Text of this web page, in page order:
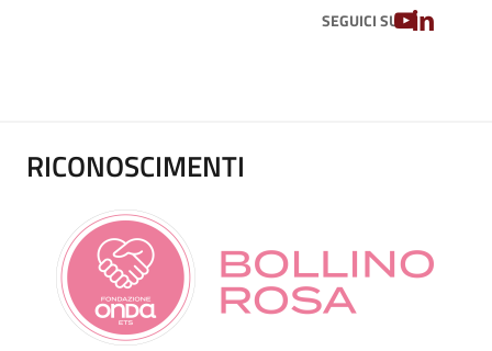
SEGUICI SUYOUTUBE
LINKEDIN
RICONOSCIMENTI